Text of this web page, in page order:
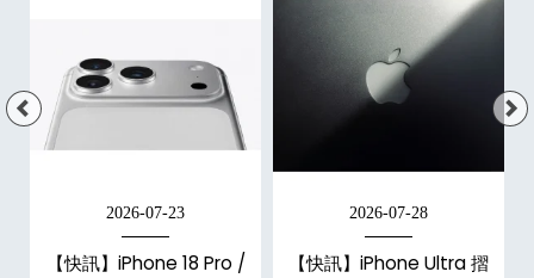
2026-07-23
【快訊】iPhone 18 Pro /
2026-07-28
【快訊】iPhone Ultra 摺